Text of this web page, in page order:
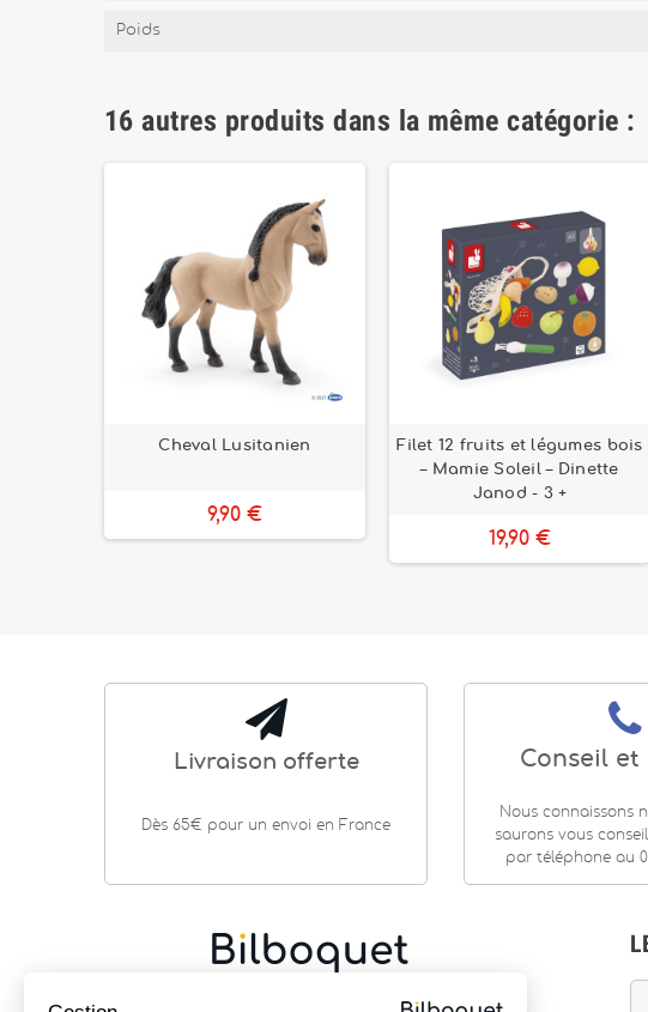
Poids
16 autres produits dans la même catégorie :
Cheval Lusitanien
9,90 €
Filet 12 fruits et légumes bois
– Mamie Soleil – Dinette
Janod - 3 +
19,90 €
Livraison offerte
Dès 65€ pour un envoi en France
Conseil et
Nous connaissons
saurons vous
par téléphone au